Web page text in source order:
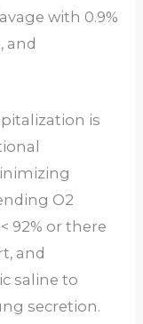
with 0.9%
and
is
O2
92% or there
and
saline to
secretion.